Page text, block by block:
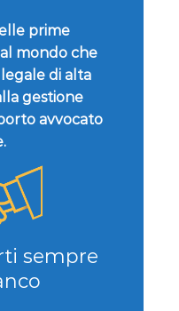
prime
mondo che
legale di alta
gestione
avvocato
sempre